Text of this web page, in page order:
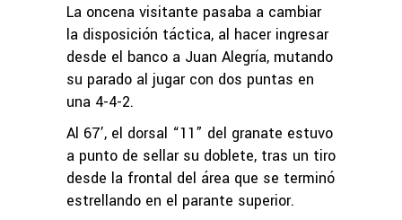
La oncena visitante pasaba a cambiar
la disposición táctica, al hacer ingresar
desde el banco a Juan Alegría, mutando
su parado al jugar con dos puntas en
una 4-4-2.
Al 67’, el dorsal “11” del granate estuvo
a punto de sellar su doblete, tras un tiro
desde la frontal del área que se terminó
estrellando en el parante superior.